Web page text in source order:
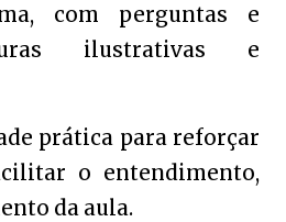
com perguntas e
ilustrativas e
prática para reforçar
o entendimento,
da aula.